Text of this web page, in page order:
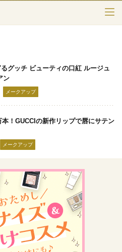
検索
グッチ ビューティの口紅 ルージュ
ン
メークアップ
！GUCCIの新作リップで唇にサテン
メークアップ